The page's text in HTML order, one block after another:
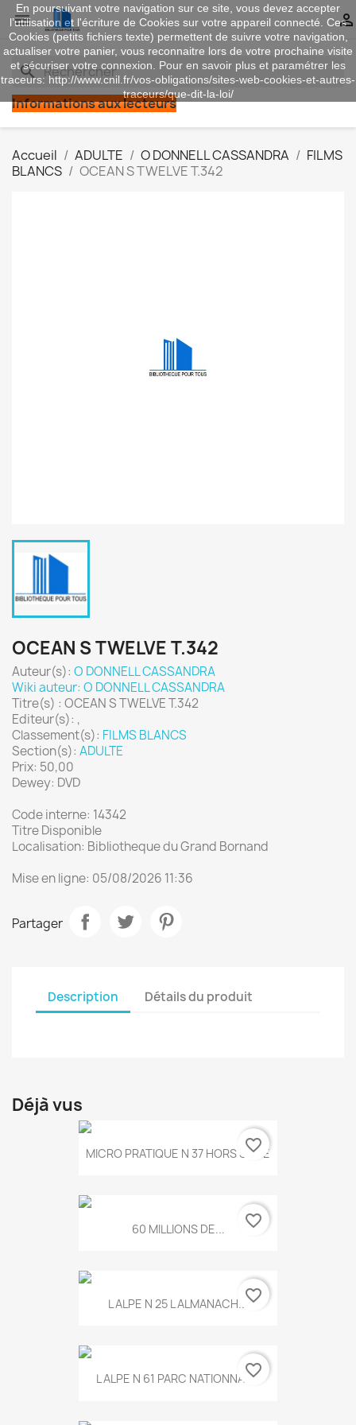
 
search
Informations aux lecteurs
Accueil ADULTE O DONNELL CASSANDRA
FILMS
BLANCS
OCEAN S TWELVE T.342
OCEAN S TWELVE T.342
Auteur(s): O DONNELL CASSANDRA
Wiki auteur: O DONNELL CASSANDRA
Titre(s) : OCEAN S TWELVE T.342
Editeur(s): ,
Classement(s): FILMS BLANCS
Section(s): ADULTE
Prix: 50,00
Dewey: DVD
Code interne: 14342
Titre Disponible
Localisation: Bibliotheque du Grand Bornand
Mise en ligne: 05/08/2026 11:36
Partager
Description Détails du produit
Déjà vus
MICRO PRATIQUE N 37 HORS SERIE
favorite_border
60 MILLIONS DE... favorite_border
L ALPE N 25 L ALMANACH...favorite_border
L ALPE N 61 PARC NATIONNAL...
favorite_border
En poursuivant votre navigation sur ce site, vous devez accepter
l’utilisation et l'écriture de Cookies sur votre appareil connecté. Ces
Cookies (petits fichiers texte) permettent de suivre votre navigation,
actualiser votre panier, vous reconnaitre lors de votre prochaine visite
et sécuriser votre connexion. Pour en savoir plus et paramétrer les
traceurs: http://www.cnil.fr/vos-obligations/sites-web-cookies-et-autres-
traceurs/que-dit-la-loi/